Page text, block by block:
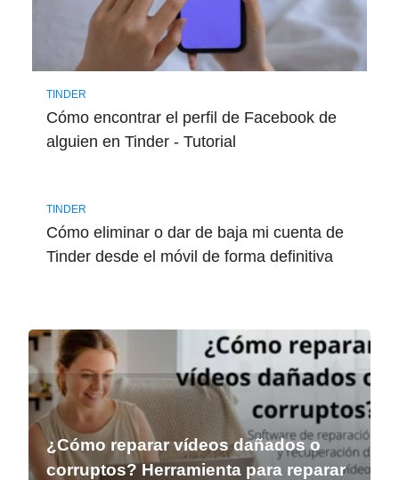
TINDER
Cómo encontrar el perfil de Facebook de
alguien en Tinder - Tutorial
TINDER
Cómo eliminar o dar de baja mi cuenta de
Tinder desde el móvil de forma definitiva
¿Cómo reparar vídeos dañados o
corruptos? Herramienta para reparar